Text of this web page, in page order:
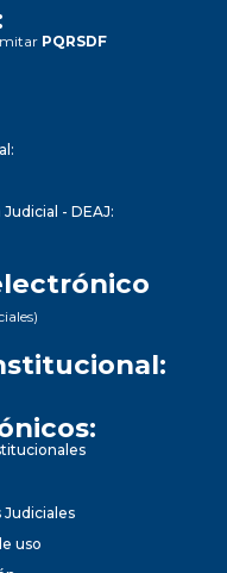
PQRSDF
- DEAJ:
uso